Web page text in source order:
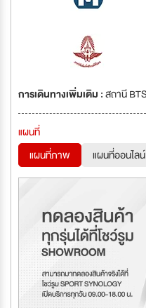
การเดินทางเพิ่มเติม :สถานี
แผนที่
แผนที่ภาพ
แผนที่ออนไลน์